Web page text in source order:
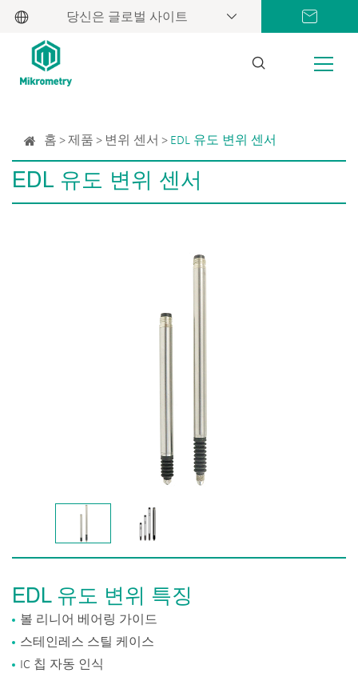
당신은 글로벌 사이트
홈 제품 변위 센서 EDL 유도 변위 센서
EDL 유도 변위 센서
EDL 유도 변위 특징
볼 리니어 베어링 가이드
스테인레스 스틸 케이스
IC 칩 자동 인식